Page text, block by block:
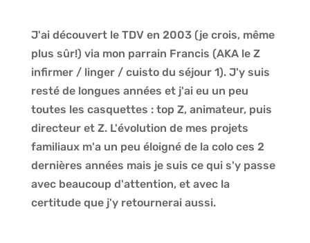
J'ai découvert le TDV en 2003 (je crois, même
plus sûr!) via mon parrain Francis (AKA le Z
infirmer / linger / cuisto du séjour 1). J'y suis
resté de longues années et j'ai eu un peu
toutes les casquettes : top Z, animateur, puis
directeur et Z. L'évolution de mes projets
familiaux m'a un peu éloigné de la colo ces 2
dernières années mais je suis ce qui s'y passe
avec beaucoup d'attention, et avec la
certitude que j'y retournerai aussi.